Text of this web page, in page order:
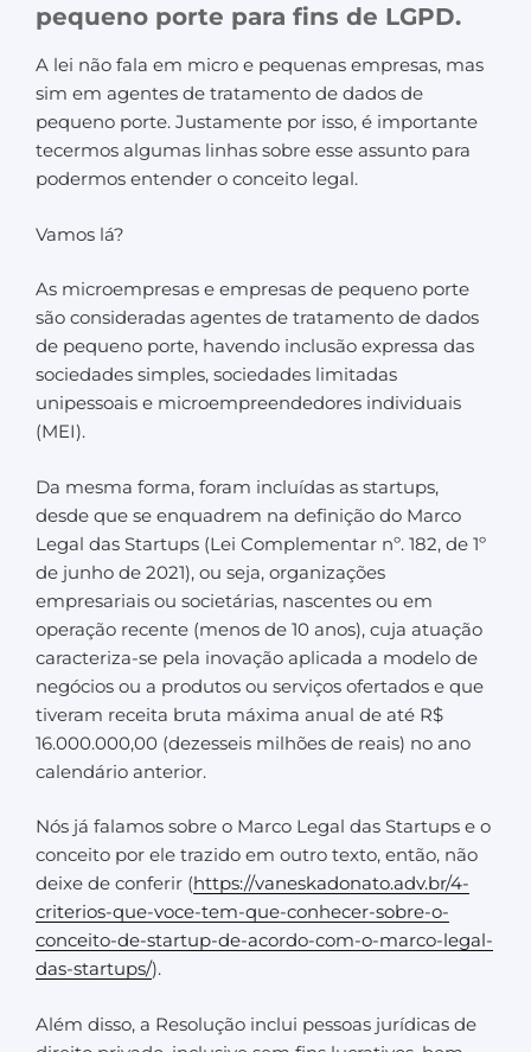
pequeno porte para fins de LGPD.
A lei não fala em micro e pequenas empresas, mas
sim em agentes de tratamento de dados de
pequeno porte. Justamente por isso, é importante
tecermos algumas linhas sobre esse assunto para
podermos entender o conceito legal.
Vamos lá?
As microempresas e empresas de pequeno porte
são consideradas agentes de tratamento de dados
de pequeno porte, havendo inclusão expressa das
sociedades simples, sociedades limitadas
unipessoais e microempreendedores individuais
(MEI).
Da mesma forma, foram incluídas as startups,
desde que se enquadrem na definição do Marco
Legal das Startups (Lei Complementar nº. 182, de 1º
de junho de 2021), ou seja, organizações
empresariais ou societárias, nascentes ou em
operação recente (menos de 10 anos), cuja atuação
caracteriza-se pela inovação aplicada a modelo de
negócios ou a produtos ou serviços ofertados e que
tiveram receita bruta máxima anual de até R$
16.000.000,00 (dezesseis milhões de reais) no ano
calendário anterior.
Nós já falamos sobre o Marco Legal das Startups e o
conceito por ele trazido em outro texto, então, não
deixe de conferir (https://vaneskadonato.adv.br/4-
criterios-que-voce-tem-que-conhecer-sobre-o-
conceito-de-startup-de-acordo-com-o-marco-legal-
das-startups/).
Além disso, a Resolução inclui pessoas jurídicas de